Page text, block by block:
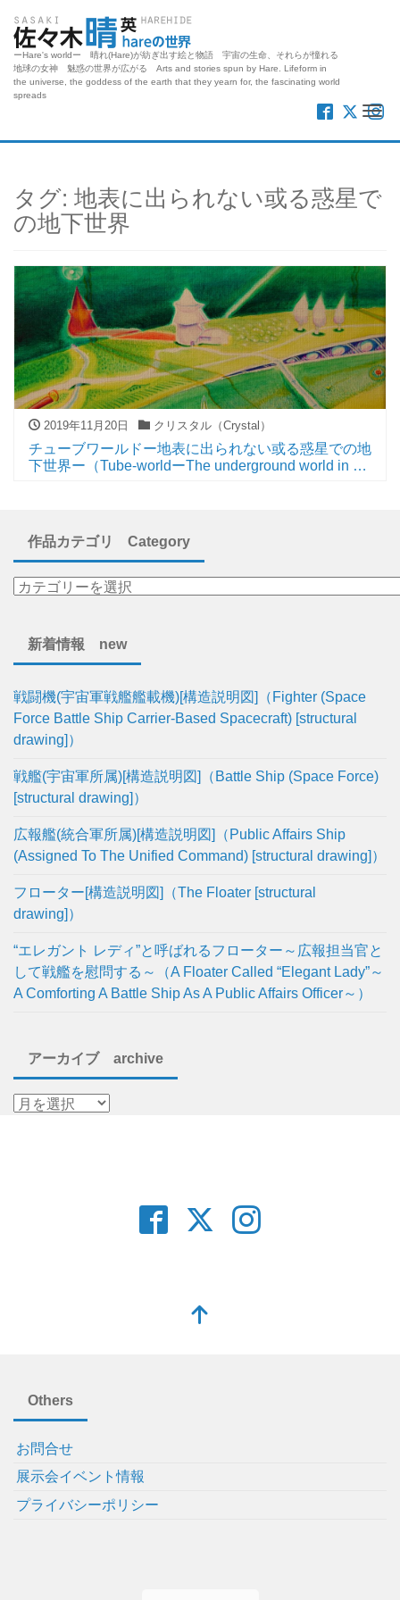
ーHare's worldー 晴れ(Hare)が紡ぎ出す絵と物語 宇宙の生命、それらが憧れる
地球の女神 魅惑の世界が広がる Arts and stories spun by Hare. Lifeform in
the universe, the goddess of the earth that they yearn for, the fascinating world
spreads
タグ: 地表に出られない或る惑星で
の地下世界
2019年11月20日 クリスタル（Crystal）
チューブワールドー地表に出られない或る惑星での地
下世界ー（Tube-worldーThe underground world in a
作品カテゴリ Category
新着情報 new
戦闘機(宇宙軍戦艦艦載機)[構造説明図]（Fighter (Space
Force Battle Ship Carrier-Based Spacecraft) [structural
drawing]）
戦艦(宇宙軍所属)[構造説明図]（Battle Ship (Space Force)
[structural drawing]）
広報艦(統合軍所属)[構造説明図]（Public Affairs Ship
(Assigned To The Unified Command) [structural drawing]）
フローター[構造説明図]（The Floater [structural
drawing]）
“エレガント レディ”と呼ばれるフローター～広報担当官と
して戦艦を慰問する～（A Floater Called “Elegant Lady”～
A Comforting A Battle Ship As A Public Affairs Officer～）
アーカイブ archive
Others
お問合せ
展示会イベント情報
プライバシーポリシー